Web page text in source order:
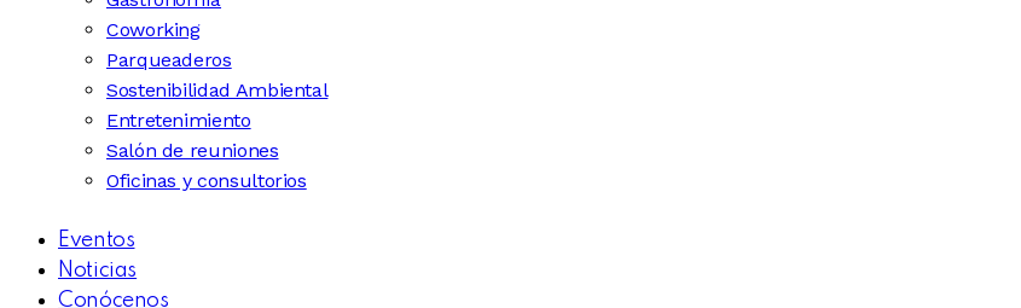
Coworking
Parqueaderos
Sostenibilidad Ambiental
Entretenimiento
Salón de reuniones
Oficinas y consultorios
Eventos
Noticias
Conócenos